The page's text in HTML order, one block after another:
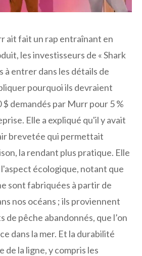
ait fait un rap entraînant en
les investisseurs de « Shark
à entrer dans les détails de
pourquoi ils devraient
demandés par Murr pour 5 %
Elle a expliqué qu'il y avait
brevetée qui permettait
la rendant plus pratique. Elle
écologique, notant que
sont fabriquées à partir de
nos océans ; ils proviennent
de pêche abandonnés, que l’on
dans la mer. Et la durabilité
de la ligne, y compris les